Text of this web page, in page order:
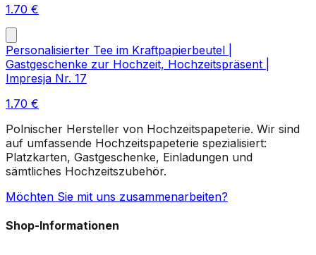
1.70 €
Personalisierter Tee im Kraftpapierbeutel |
Gastgeschenke zur Hochzeit, Hochzeitspräsent |
Impresja Nr. 17
1.70 €
Polnischer Hersteller von Hochzeitspapeterie. Wir sind
auf umfassende Hochzeitspapeterie spezialisiert:
Platzkarten, Gastgeschenke, Einladungen und
sämtliches Hochzeitszubehör.
Möchten Sie mit uns zusammenarbeiten?
Shop-Informationen